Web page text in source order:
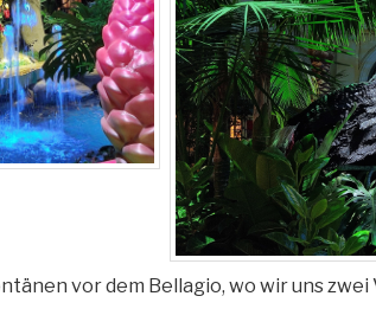
vor dem Bellagio, wo wir uns